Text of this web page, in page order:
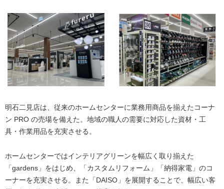
明石二見店は、従来のホームセンターに業務用商品を揃えたコーナ
ン PRO の売場を備えた。地域の職人の需要に対応した資材・工
具・作業用品を充実させる。
ホームセンターではインテリアグリーンを幅広く取り揃えた
「gardens」をはじめ、「カスタムリフォーム」「納得家電」のコ
ーナーを充実させる。また「DAISO」を展開することで、幅広い客